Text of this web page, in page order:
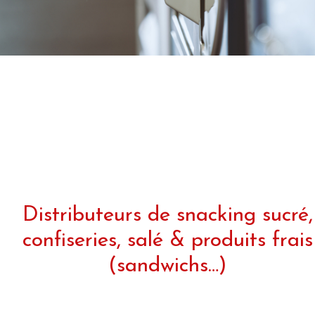
Distributeurs de snacking sucré,
confiseries, salé & produits frais
(sandwichs…)